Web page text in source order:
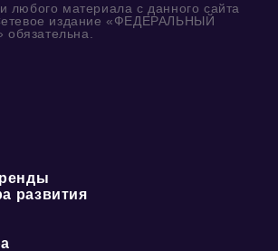
любого материала с данного сайта
издание «ФЕДЕРАЛЬНЫЙ
развития